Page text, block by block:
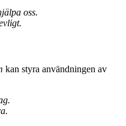
oss.
kan styra användningen av